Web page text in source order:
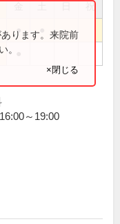
祝
●
ります。来院前
。
×閉じる
～19:00